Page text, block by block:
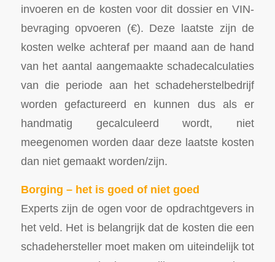
invoeren en de kosten voor dit dossier en VIN-
bevraging opvoeren (€). Deze laatste zijn de
kosten welke achteraf per maand aan de hand
van het aantal aangemaakte schadecalculaties
van die periode aan het schadeherstelbedrijf
worden gefactureerd en kunnen dus als er
handmatig gecalculeerd wordt, niet
meegenomen worden daar deze laatste kosten
dan niet gemaakt worden/zijn.
Borging – het is goed of niet goed
Experts zijn de ogen voor de opdrachtgevers in
het veld. Het is belangrijk dat de kosten die een
schadehersteller moet maken om uiteindelijk tot